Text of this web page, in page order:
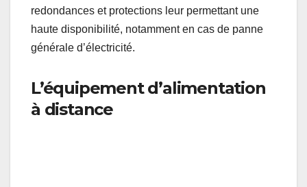
redondances et protections leur permettant une
haute disponibilité, notamment en cas de panne
générale d’électricité.
L’équipement d’alimentation
à distance